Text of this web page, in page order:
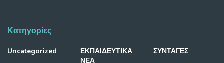
Κατηγορίες
Uncategorized
ΕΚΠΑΙΔΕΥΤΙΚΑ
ΝΕΑ
ΣΥΝΤΑΓΕΣ